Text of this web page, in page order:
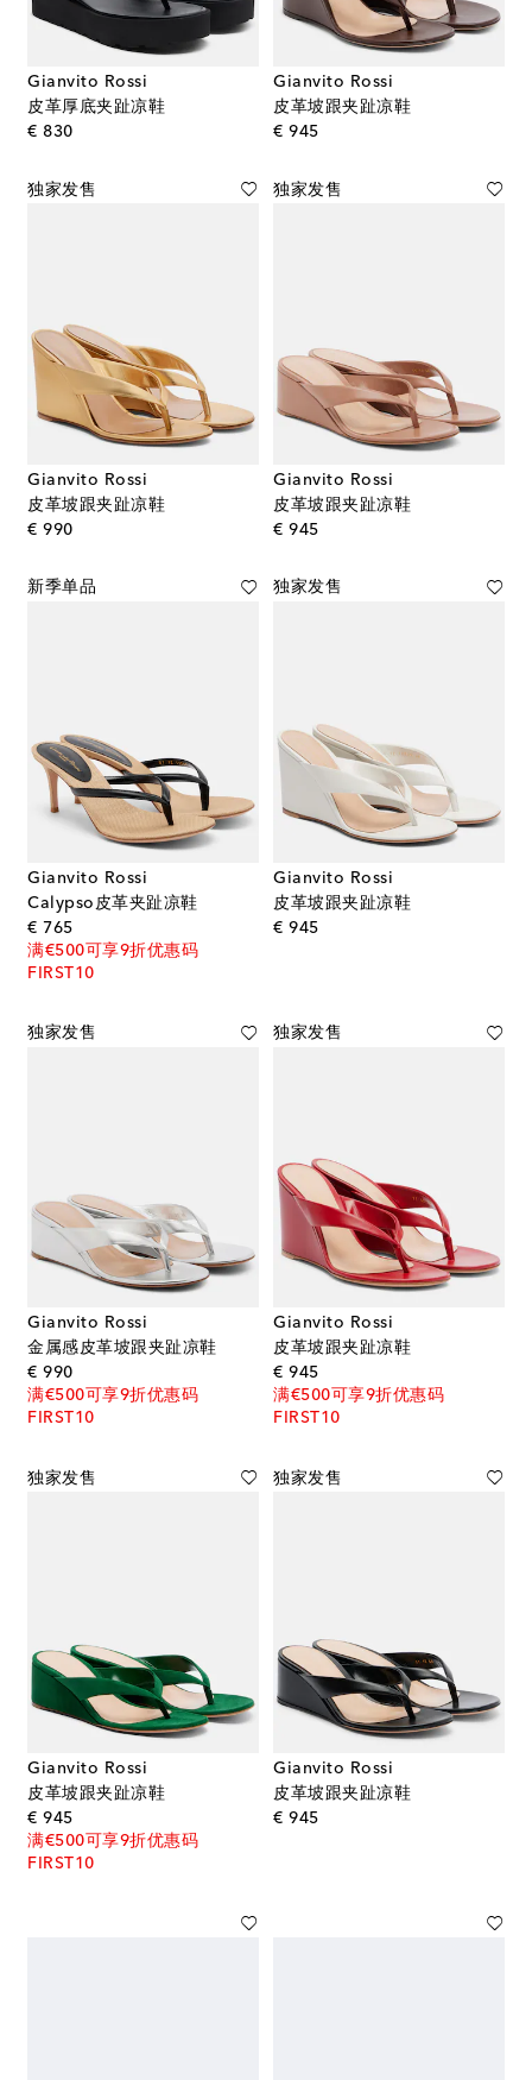
Gianvito Rossi
皮革厚底夹趾凉鞋
€ 830original price
Gianvito Rossi
皮革坡跟夹趾凉鞋
€ 945original price
独家发售
Gianvito Rossi
皮革坡跟夹趾凉鞋
€ 990original price
独家发售
Gianvito Rossi
皮革坡跟夹趾凉鞋
€ 945original price
新季单品
Gianvito Rossi
Calypso皮革夹趾凉鞋
€ 765original price
满€500可享9折优惠码
FIRST10
独家发售
Gianvito Rossi
皮革坡跟夹趾凉鞋
€ 945original price
独家发售
Gianvito Rossi
金属感皮革坡跟夹趾凉鞋
€ 990original price
满€500可享9折优惠码
FIRST10
独家发售
Gianvito Rossi
皮革坡跟夹趾凉鞋
€ 945original price
满€500可享9折优惠码
FIRST10
独家发售
Gianvito Rossi
皮革坡跟夹趾凉鞋
€ 945original price
满€500可享9折优惠码
FIRST10
独家发售
Gianvito Rossi
皮革坡跟夹趾凉鞋
€ 945original price